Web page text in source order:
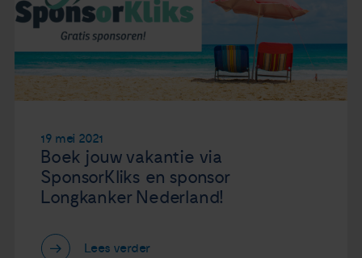
19 mei 2021
Boek jouw vakantie via
SponsorKliks en sponsor
Longkanker Nederland!
Lees verder